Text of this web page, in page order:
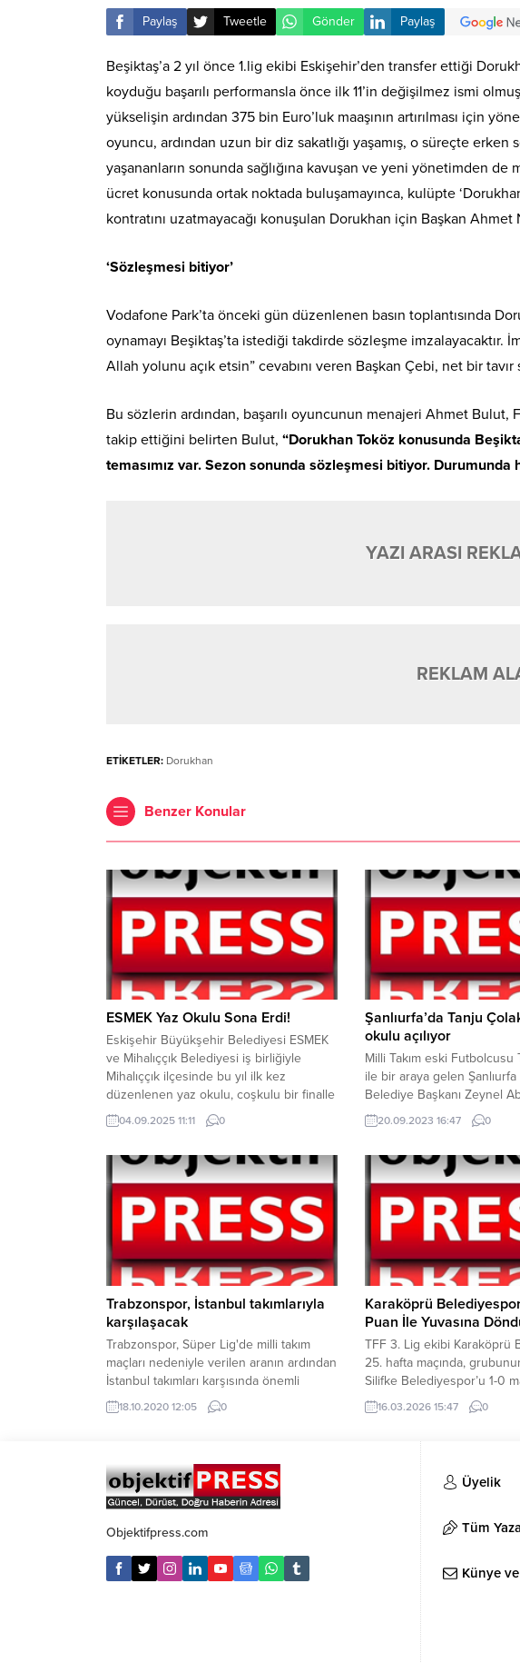
Paylaş Tweetle Gönder Paylaş
Beşiktaş’a 2 yıl önce 1.lig ekibi Eskişehir’den transfer ettiği
koyduğu başarılı performansla önce ilk 11’in değişilmez ismi
yükselişin ardından 375 bin Euro’luk maaşının artırılması için
oyuncu, ardından uzun bir diz sakatlığı yaşamış, o süreçte erken
yaşananların sonunda sağlığına kavuşan ve yeni yönetimden de
ücret konusunda ortak noktada buluşamayınca, kulüpte
kontratını uzatmayacağı konuşulan Dorukhan için Başkan
‘Sözleşmesi bitiyor’
Vodafone Park’ta önceki gün düzenlenen basın toplantısında
oynamayı Beşiktaş’ta istediği takdirde sözleşme imzalayacaktır.
Allah yolunu açık etsin” cevabını veren Başkan Çebi, net bir
Bu sözlerin ardından, başarılı oyuncunun menajeri Ahmet Bulut,
takip ettiğini belirten Bulut, “Dorukhan Toköz konusunda
temasımız var. Sezon sonunda sözleşmesi bitiyor.
YAZI ARASI
REKLAM
ETİKETLER: Dorukhan
Benzer Konular
ESMEK Yaz Okulu Sona Erdi!
Eskişehir Büyükşehir Belediyesi ESMEK
ve Mihalıççık Belediyesi iş birliğiyle
Mihalıççık ilçesinde bu yıl ilk kez
düzenlenen yaz okulu, coşkulu bir finalle
sona erdi. Futbol, voleybol, hentbol ve
İngilizce olmak üzere dört farklı branşta
grubunda toplam 92 öğrenci katıldı. Yaz
boyunca çocukların hem sportif hem de
akademik...
04.09.2025 11:11 0
Şanlıurfa’da Tanju
okulu açılıyor
Milli Takım eski Futbolcusu
ile bir araya gelen
Belediye Başkanı Zeynel
Beyazgül, yetenekli
süper lig takımlarına
kurulacağının müjdesini
önceki Şanlıurfa
bir köy olduğunu dile
Başkan Beyazgül ile...
20.09.2023 16:47 0
Trabzonspor, İstanbul takımlarıyla
karşılaşacak
Trabzonspor, Süper Lig'de milli takım
maçları nedeniyle verilen aranın ardından
İstanbul takımları karşısında önemli
karşılaşmalara çıkacak. Bordo-mavililerde
milli ara, transferin son günlerinde
adaptasyonu açısından olumlu geçerken
sakat oyuncular da bu arada takıma
katılacak. Sezona transferlerin
tamamlanmaması ve sakat oyuncuların
sayısının...
18.10.2020 12:05 0
Karaköprü
Puan İle Yuvasına
TFF 3. Lig ekibi Karaköprü
25. hafta maçında,
Silifke Belediyespor’u 1-0
TFF 3. Lig 2. Grupta play off
veren Karaköprü
karşılaştı. Yağışın yoğun
Karaköprü Belediyespor
başladı. 12. dakikada Fırat
golle 1-0 öne...
16.03.2026 15:47 0
Objektifpress.com
Üyelik
Tüm
Künye